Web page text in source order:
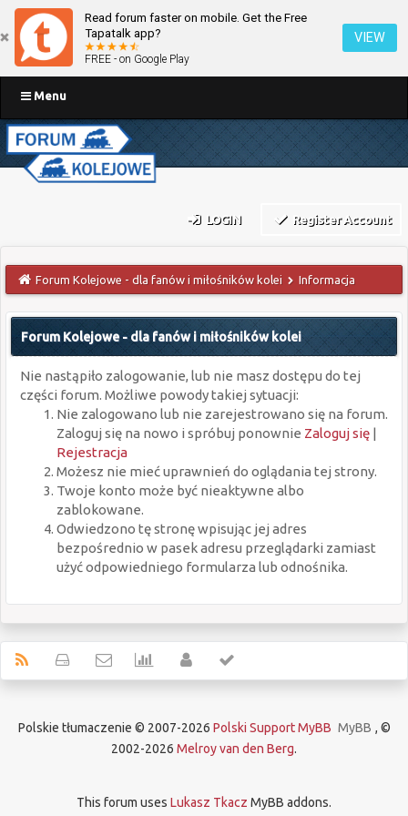
Read forum faster on mobile. Get the Free
Tapatalk app?
FREE - on Google Play
VIEW
Menu
LOGIN Register Account
Forum Kolejowe - dla fanów i miłośników kolei Informacja
Forum Kolejowe - dla fanów i miłośników kolei
Nie nastąpiło zalogowanie, lub nie masz dostępu do tej
części forum. Możliwe powody takiej sytuacji:
Nie zalogowano lub nie zarejestrowano się na forum.
Zaloguj się na nowo i spróbuj ponownie Zaloguj się |
Rejestracja
Możesz nie mieć uprawnień do oglądania tej strony.
Twoje konto może być nieaktywne albo
zablokowane.
Odwiedzono tę stronę wpisując jej adres
bezpośrednio w pasek adresu przeglądarki zamiast
użyć odpowiedniego formularza lub odnośnika.
Polskie tłumaczenie © 2007-2026 Polski Support MyBB MyBB , ©
2002-2026 Melroy van den Berg.
This forum uses Lukasz Tkacz MyBB addons.